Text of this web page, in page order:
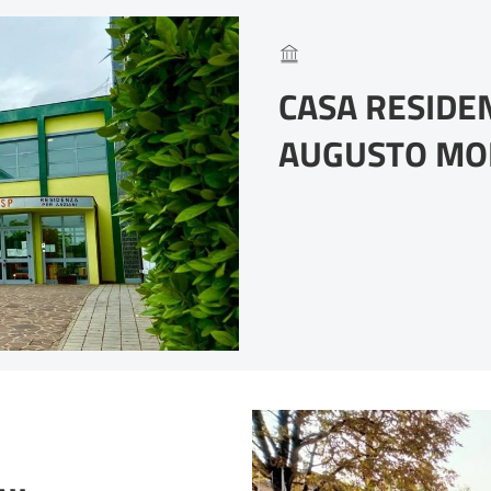
CASA
AUGUSTO